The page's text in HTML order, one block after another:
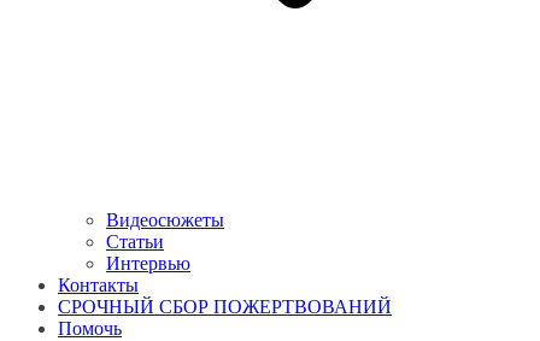
Видеосюжеты
Статьи
Интервью
Контакты
СРОЧНЫЙ СБОР ПОЖЕРТВОВАНИЙ
Помочь